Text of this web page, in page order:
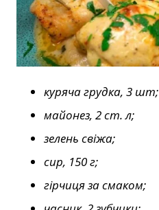
куряча грудка, 3 шт;
майонез, 2 ст. л;
зелень свіжа;
сир, 150 г;
гірчиця за смаком;